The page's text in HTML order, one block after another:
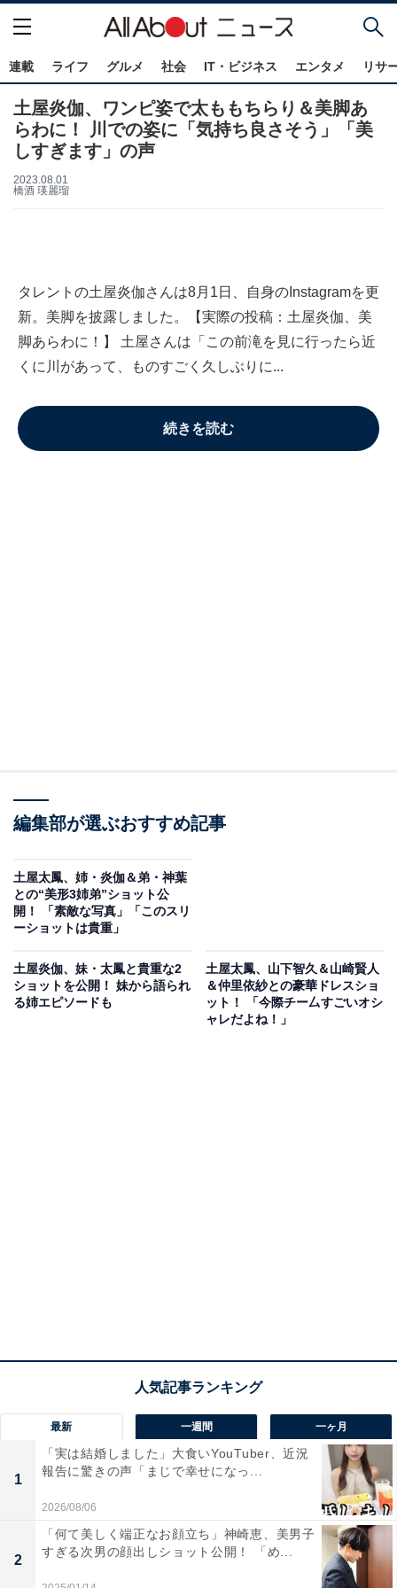
連載 ライフ グルメ 社会 IT・ビジネス エンタメ リサ
土屋炎伽、ワンピ姿で太ももちらり＆美脚あ
らわに！ 川での姿に「気持ち良さそう」「美
しすぎます」の声
2023.08.01
橋酒 瑛麗瑠
タレントの土屋炎伽さんは8月1日、自身のInstagramを更
新。美脚を披露しました。【実際の投稿：土屋炎伽、美
脚あらわに！】 土屋さんは「この前滝を見に行ったら近
くに川があって、ものすごく久しぶりに...
続きを読む
編集部が選ぶおすすめ記事
土屋太鳳、姉・炎伽＆弟・神葉
との“美形3姉弟”ショット公
開！ 「素敵な写真」「このスリ
ーショットは貴重」
土屋炎伽、妹・太鳳と貴重な2
ショットを公開！ 妹から語られ
る姉エピソードも
土屋太鳳、山下智久＆山崎賢人
＆仲里依紗との豪華ドレスショ
ット！ 「今際チー厶すごいオシ
ャレだよね！」
最新 一週間 一ヶ月
1
「実は結婚しました」大食いYouTuber、近況
報告に驚きの声「まじで幸せになっ...
2026/08/06
2
「何て美しく端正なお顔立ち」神崎恵、美男子
すぎる次男の顔出しショット公開！ 「め...